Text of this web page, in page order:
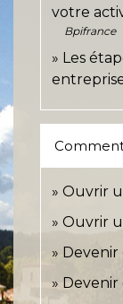
votre
Bpifrance
Les
Comment
Ouvrir
Ouvrir